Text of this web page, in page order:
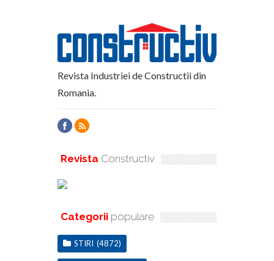
Revista Industriei de Constructii din
Romania.
Revista Constructiv
Categorii populare
STIRI (4872)